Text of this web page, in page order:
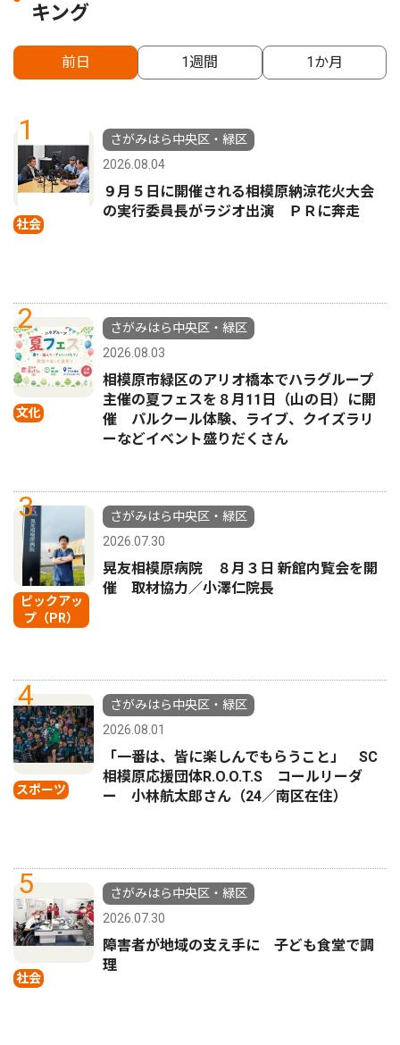
キング
前日 1週間 1か月
1
社会
さがみはら中央区・緑区
2026.08.04
９月５日に開催される相模原納涼花火大会
の実行委員長がラジオ出演 ＰＲに奔走
2
文化
さがみはら中央区・緑区
2026.08.03
相模原市緑区のアリオ橋本でハラグループ
主催の夏フェスを８月11日（山の日）に開
催 パルクール体験、ライブ、クイズラリ
ーなどイベント盛りだくさん
3
ピックアッ
プ（PR）
さがみはら中央区・緑区
2026.07.30
晃友相模原病院 ８月３日 新館内覧会を開
催 取材協力／小澤仁院長
4
スポーツ
さがみはら中央区・緑区
2026.08.01
「一番は、皆に楽しんでもらうこと」 SC
相模原応援団体R.O.O.T.S コールリーダ
ー 小林航太郎さん（24／南区在住）
5
社会
さがみはら中央区・緑区
2026.07.30
障害者が地域の支え手に 子ども食堂で調
理